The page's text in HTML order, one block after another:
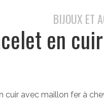
BIJOUX ET
en